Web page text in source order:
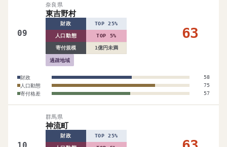
09
奈良県
東吉野村
財政 TOP 25%
人口動態 TOP 5%
寄付規模 1億円未満
過疎地域
63
財政 58
人口動態 75
寄付格差 57
群馬県
神流町
財政 TOP 25%